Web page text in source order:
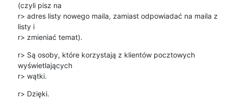
(czyli pisz na
r> adres listy nowego maila, zamiast odpowiadać na maila z
listy i
r> zmieniać temat).
r> Są osoby, które korzystają z klientów pocztowych
wyświetlających
r> wątki.
r> Dzięki.